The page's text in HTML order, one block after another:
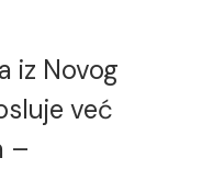
iz Novog
već
–